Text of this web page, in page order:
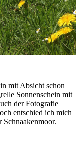
mit Absicht schon
Sonnenschein mit
der Fotografie
entschied ich mich